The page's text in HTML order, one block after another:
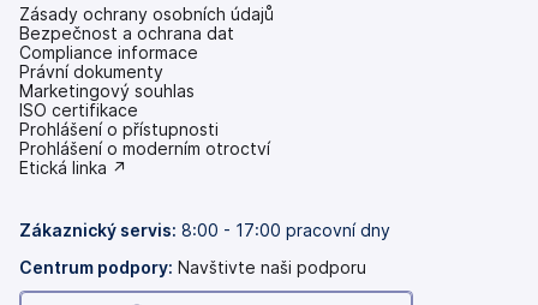
Zásady ochrany osobních údajů
Bezpečnost a ochrana dat
Compliance informace
Právní dokumenty
Marketingový souhlas
ISO certifikace
Prohlášení o přístupnosti
(se
v
Prohlášení o moderním otroctví
(se
záložkách)
Etická linka ↗
Zákaznický servis: 8:00 - 17:00 pracovní dny
Centrum podpory: Navštivte naši podporu